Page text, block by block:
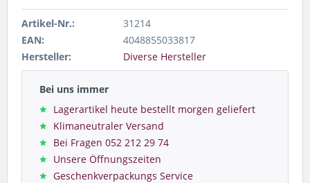
Artikel-Nr.:
31214
EAN:
4048855033817
Hersteller:
Diverse Hersteller
Bei uns immer
Lagerartikel heute bestellt morgen geliefert
Klimaneutraler Versand
Bei Fragen 052 212 29 74
Unsere Öffnungszeiten
Geschenkverpackungs Service